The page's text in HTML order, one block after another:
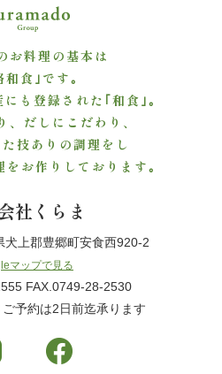
お料理の基本は
和食｣です｡
も登録された｢和食｣｡
、だしにこだわり、
技ありの調理をし
をお作りしております｡
社くらま
犬上郡豊郷町安食西920-2
マップで見る
FAX.0749-28-2530
予約は2日前迄承ります